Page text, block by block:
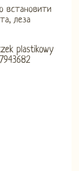
встановити
леза